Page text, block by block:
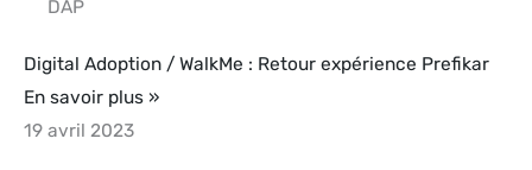
DAP
Digital Adoption / WalkMe : Retour expérience Prefikar
En savoir plus »
19 avril 2023